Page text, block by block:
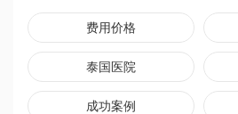
费用价格
泰国医院
成功案例